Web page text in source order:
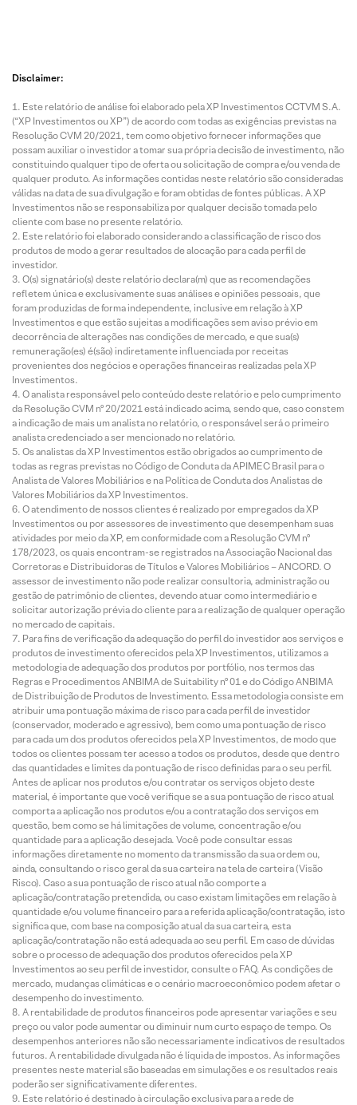
Disclaimer:
Este relatório de análise foi elaborado pela XP Investimentos CCTVM S.A.
(“XP Investimentos ou XP”) de acordo com todas as exigências previstas na
Resolução CVM 20/2021, tem como objetivo fornecer informações que
possam auxiliar o investidor a tomar sua própria decisão de investimento, não
constituindo qualquer tipo de oferta ou solicitação de compra e/ou venda de
qualquer produto. As informações contidas neste relatório são consideradas
válidas na data de sua divulgação e foram obtidas de fontes públicas. A XP
Investimentos não se responsabiliza por qualquer decisão tomada pelo
cliente com base no presente relatório.
Este relatório foi elaborado considerando a classificação de risco dos
produtos de modo a gerar resultados de alocação para cada perfil de
investidor.
O(s) signatário(s) deste relatório declara(m) que as recomendações
refletem única e exclusivamente suas análises e opiniões pessoais, que
foram produzidas de forma independente, inclusive em relação à XP
Investimentos e que estão sujeitas a modificações sem aviso prévio em
decorrência de alterações nas condições de mercado, e que sua(s)
remuneração(es) é(são) indiretamente influenciada por receitas
provenientes dos negócios e operações financeiras realizadas pela XP
Investimentos.
O analista responsável pelo conteúdo deste relatório e pelo cumprimento
da Resolução CVM nº 20/2021 está indicado acima, sendo que, caso constem
a indicação de mais um analista no relatório, o responsável será o primeiro
analista credenciado a ser mencionado no relatório.
Os analistas da XP Investimentos estão obrigados ao cumprimento de
todas as regras previstas no Código de Conduta da APIMEC Brasil para o
Analista de Valores Mobiliários e na Política de Conduta dos Analistas de
Valores Mobiliários da XP Investimentos.
O atendimento de nossos clientes é realizado por empregados da XP
Investimentos ou por assessores de investimento que desempenham suas
atividades por meio da XP, em conformidade com a Resolução CVM nº
178/2023, os quais encontram-se registrados na Associação Nacional das
Corretoras e Distribuidoras de Títulos e Valores Mobiliários – ANCORD. O
assessor de investimento não pode realizar consultoria, administração ou
gestão de patrimônio de clientes, devendo atuar como intermediário e
solicitar autorização prévia do cliente para a realização de qualquer operação
no mercado de capitais.
Para fins de verificação da adequação do perfil do investidor aos serviços e
produtos de investimento oferecidos pela XP Investimentos, utilizamos a
metodologia de adequação dos produtos por portfólio, nos termos das
Regras e Procedimentos ANBIMA de Suitability nº 01 e do Código ANBIMA
de Distribuição de Produtos de Investimento. Essa metodologia consiste em
atribuir uma pontuação máxima de risco para cada perfil de investidor
(conservador, moderado e agressivo), bem como uma pontuação de risco
para cada um dos produtos oferecidos pela XP Investimentos, de modo que
todos os clientes possam ter acesso a todos os produtos, desde que dentro
das quantidades e limites da pontuação de risco definidas para o seu perfil.
Antes de aplicar nos produtos e/ou contratar os serviços objeto deste
material, é importante que você verifique se a sua pontuação de risco atual
comporta a aplicação nos produtos e/ou a contratação dos serviços em
questão, bem como se há limitações de volume, concentração e/ou
quantidade para a aplicação desejada. Você pode consultar essas
informações diretamente no momento da transmissão da sua ordem ou,
ainda, consultando o risco geral da sua carteira na tela de carteira (Visão
Risco). Caso a sua pontuação de risco atual não comporte a
aplicação/contratação pretendida, ou caso existam limitações em relação à
quantidade e/ou volume financeiro para a referida aplicação/contratação, isto
significa que, com base na composição atual da sua carteira, esta
aplicação/contratação não está adequada ao seu perfil. Em caso de dúvidas
sobre o processo de adequação dos produtos oferecidos pela XP
Investimentos ao seu perfil de investidor, consulte o FAQ. As condições de
mercado, mudanças climáticas e o cenário macroeconômico podem afetar o
desempenho do investimento.
A rentabilidade de produtos financeiros pode apresentar variações e seu
preço ou valor pode aumentar ou diminuir num curto espaço de tempo. Os
desempenhos anteriores não são necessariamente indicativos de resultados
futuros. A rentabilidade divulgada não é líquida de impostos. As informações
presentes neste material são baseadas em simulações e os resultados reais
poderão ser significativamente diferentes.
Este relatório é destinado à circulação exclusiva para a rede de